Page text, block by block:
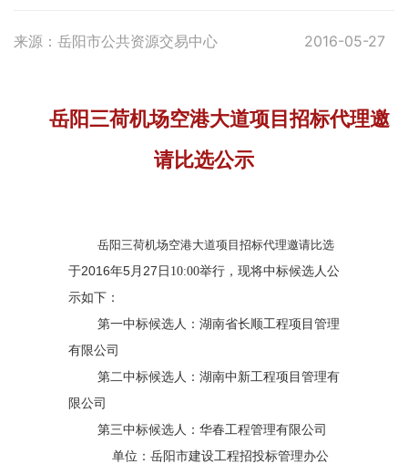
来源：岳阳市公共资源交易中心 2016-05-27
岳阳三荷机场空港大道项目招标代理邀
请比选公示
岳阳三荷机场空港大道项目招标代理邀请比选
于2016年5月27 日10:00举行，现将中标候选人公
示如下：
第一中标候选人：湖南省长顺工程项目管理
有限公司
第二中标候选人：湖南中新工程项目管理有
限公司
第三中标候选人： 华春工程管理有限公司
单位：岳阳市建设工程招投标管理办公